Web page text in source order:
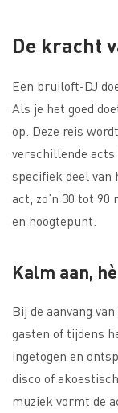
De kracht
Een bruiloft-DJ
Als je het goed
op. Deze reis
verschillende
specifiek deel
act, zo’n 30 tot
en hoogtepunt.
Kalm aan, hè
Bij de aanvang
gasten of tijdens
ingetogen en
disco of
muziek vormt de